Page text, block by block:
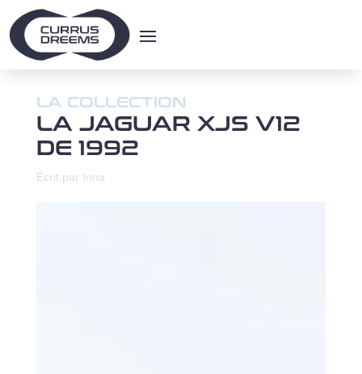
LA COLLECTION
LA JAGUAR XJS V12
DE 1992
Écrit par Irina